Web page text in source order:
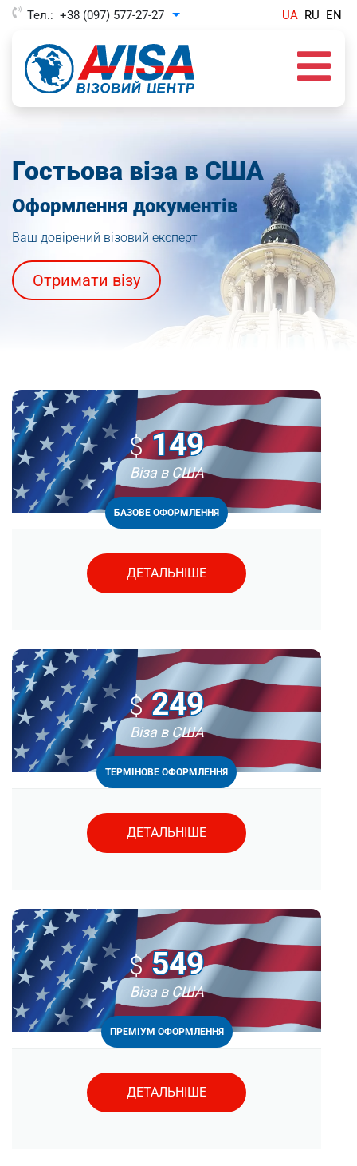
Тел.: +38 (097) 577-27-27 Toggle Dropdown UA RU EN
Гостьова віза в США
Оформлення документів
Ваш довірений візовий експерт
Отримати візу
$149
Віза в США
БАЗОВЕ ОФОРМЛЕННЯ
ДЕТАЛЬНІШЕ
$249
Віза в США
ТЕРМІНОВЕ ОФОРМЛЕННЯ
ДЕТАЛЬНІШЕ
$549
Віза в США
ПРЕМІУМ ОФОРМЛЕННЯ
ДЕТАЛЬНІШЕ